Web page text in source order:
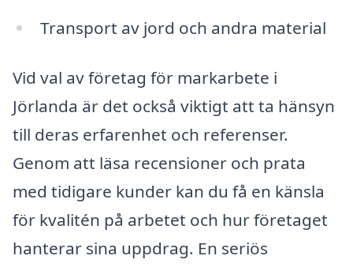
Transport av jord och andra material
Vid val av företag för markarbete i
Jörlanda är det också viktigt att ta hänsyn
till deras erfarenhet och referenser.
Genom att läsa recensioner och prata
med tidigare kunder kan du få en känsla
för kvalitén på arbetet och hur företaget
hanterar sina uppdrag. En seriös